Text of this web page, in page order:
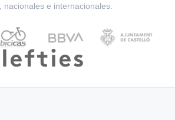
nacionales e internacionales.